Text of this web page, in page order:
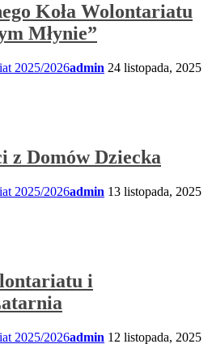
Koła Wolontariatu
Młynie”
2025/2026admin 24 listopada, 2025
z Domów Dziecka
2025/2026admin 13 listopada, 2025
i
2025/2026admin 12 listopada, 2025